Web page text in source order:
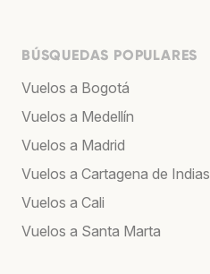
BÚSQUEDAS POPULARES
Vuelos a Bogotá
Vuelos a Medellín
Vuelos a Madrid
Vuelos a Cartagena de Indias
Vuelos a Cali
Vuelos a Santa Marta